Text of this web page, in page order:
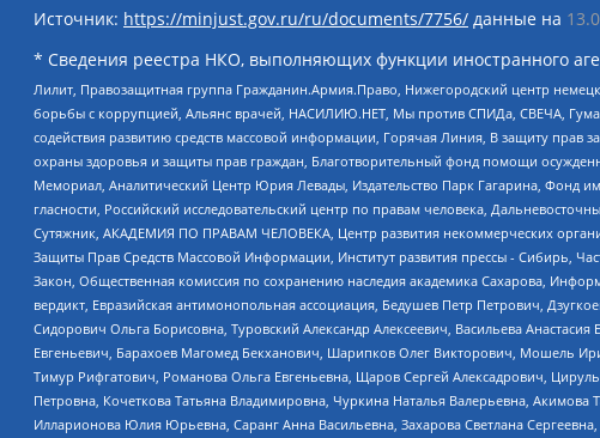
Источник: https://minjust.gov.ru/ru/documents/7756/ данные на
* Сведения реестра НКО, выполняющих функции иностранного
Лилит, Правозащитная группа Гражданин.Армия.Право, Нижегородский центр
борьбы с коррупцией, Альянс врачей, НАСИЛИЮ.НЕТ, Мы против СПИДа, СВЕЧА,
содействия развитию средств массовой информации, Горячая Линия, В защиту
охраны здоровья и защиты прав граждан, Благотворительный фонд помощи
Мемориал, Аналитический Центр Юрия Левады, Издательство Парк Гагарина, Фонд
гласности, Российский исследовательский центр по правам человека,
Сутяжник, АКАДЕМИЯ ПО ПРАВАМ ЧЕЛОВЕКА, Центр развития некоммерческих
Защиты Прав Средств Массовой Информации, Институт развития прессы - Сибирь,
Закон, Общественная комиссия по сохранению наследия академика Сахарова,
вердикт, Евразийская антимонопольная ассоциация, Бедушев Петр Петрович,
Сидорович Ольга Борисовна, Туровский Александр Алексеевич, Васильева
Евгеньевич, Барахоев Магомед Бекханович, Шарипков Олег Викторович, Мошель
Тимур Рифгатович, Романова Ольга Евгеньевна, Щаров Сергей Алексадрович,
Петровна, Кочеткова Татьяна Владимировна, Чуркина Наталья Валерьевна,
Илларионова Юлия Юрьевна, Саранг Анна Васильевна, Захарова Светлана